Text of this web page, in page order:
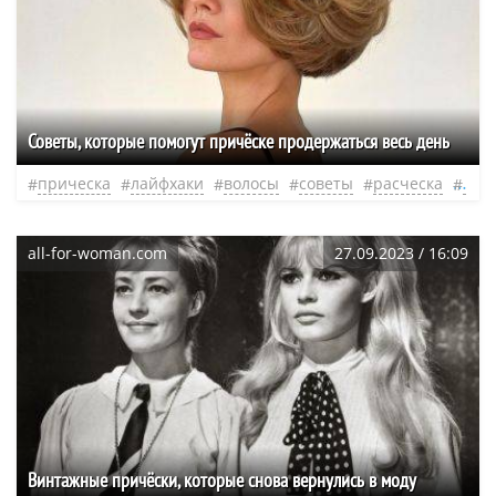
Советы, которые помогут причёске продержаться весь день
прическа лайфхаки волосы советы расческа нео
all-for-woman.com 27.09.2023 / 16:09
Винтажные причёски, которые снова вернулись в моду